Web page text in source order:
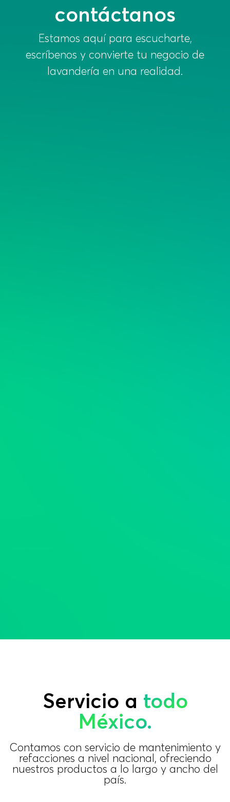
contáctanos
Estamos aquí para escucharte,
escríbenos y convierte tu negocio de
lavandería en una realidad.
Servicio a todo
México.
Contamos con servicio de mantenimiento y
refacciones a nivel nacional, ofreciendo
nuestros productos a lo largo y ancho del
país.